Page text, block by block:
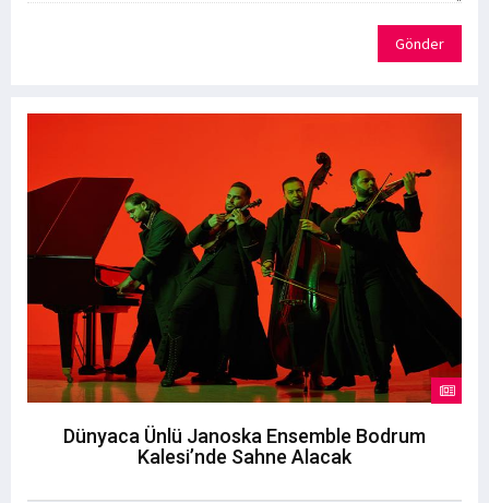
Gönder
Dünyaca Ünlü Janoska Ensemble Bodrum
Kalesi’nde Sahne Alacak